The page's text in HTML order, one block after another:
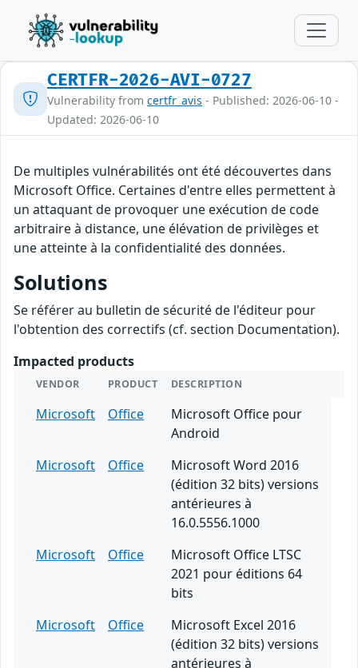
CERTFR-2026-AVI-0727
Vulnerability from certfr_avis - Published: 2026-06-10 -
Updated: 2026-06-10
De multiples vulnérabilités ont été découvertes dans
Microsoft Office. Certaines d'entre elles permettent à
un attaquant de provoquer une exécution de code
arbitraire à distance, une élévation de privilèges et
une atteinte à la confidentialité des données.
Solutions
Se référer au bulletin de sécurité de l'éditeur pour
l'obtention des correctifs (cf. section Documentation).
Impacted products
VENDOR PRODUCT DESCRIPTION
Microsoft Office
Microsoft Office pour
Android
Microsoft
Office
Microsoft Word 2016
(édition 32 bits) versions
antérieures à
16.0.5556.1000
Microsoft
Office
Microsoft Office LTSC
2021 pour éditions 64
bits
Microsoft
Office
Microsoft Excel 2016
(édition 32 bits) versions
antérieures à